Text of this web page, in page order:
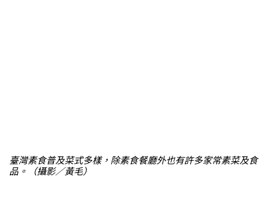
臺灣素食普及菜式多樣，除素食餐廳外也有許多家常素菜及食
品。（攝影／黃毛）